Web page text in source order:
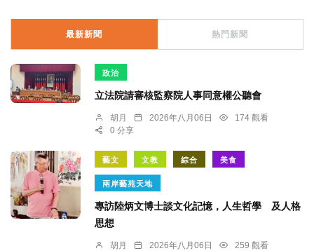
最新新聞 熱門新聞
政治
立法院請審核監察院人事同意權公聽會
胡月 2026年八月06日
174 觀看
0 分享
藝文 文教 綜合 美食
兩岸藝苑天地
專訪陸炳文博士談文化記憶，人生哲學 及人格
思想
胡月 2026年八月06日
259 觀看